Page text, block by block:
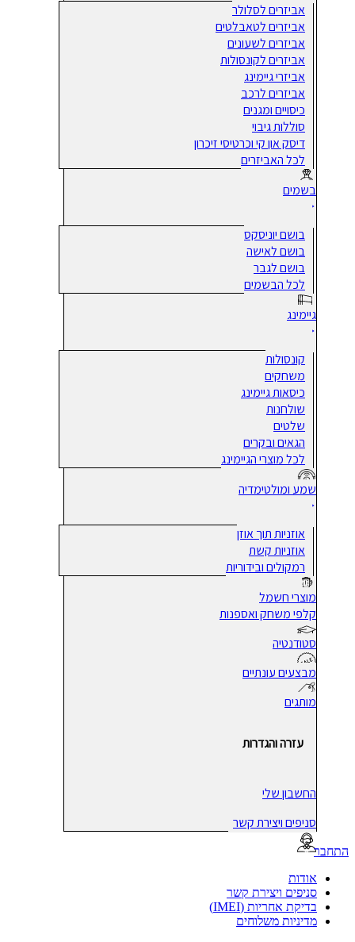
אביזרים לסלולר
אביזרים לטאבלטים
אביזרים לשעונים
אביזרים לקונסולות
אביזרי גיימינג
אביזרים לרכב
כיסויים ומגנים
סוללות גיבוי
דיסק און קי וכרטיסי זיכרון
לכל האביזרים
בשמים
בושם יוניסקס
בושם לאישה
בושם לגבר
לכל הבשמים
גיימינג
קונסולות
משחקים
כיסאות גיימינג
שולחנות
שלטים
הגאים ובקרים
לכל מוצרי הגיימינג
שמע ומולטימדיה
אוזניות תוך אוזן
אוזניות קשת
רמקולים ובידוריות
מוצרי חשמל
קלפי משחק ואספנות
סטודנטיה
מבצעים עונתיים
מותגים
עזרה והגדרות
החשבון שלי
סניפים ויצירת קשר
אודות
סניפים ויצירת קשר
בדיקת אחריות (IMEI)
מדיניות משלוחים